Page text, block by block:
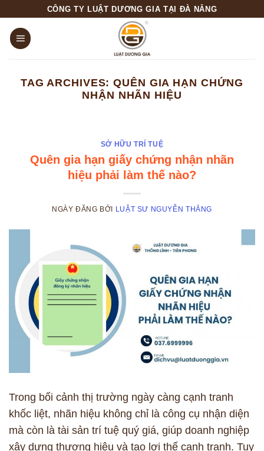
content
CÔNG TY LUẬT DƯƠNG GIA TẠI ĐÀ NẴNG
TAG ARCHIVES:QUÊN GIA HẠN CHỨNG
NHẬN NHÃN HIỆU
SỞ HỮU TRÍ TUỆ
Quên gia hạn giấy chứng nhận nhãn
hiệu phải làm thế nào?
NGÀY ĐĂNG BỞI LUẬT SƯ NGUYỄN THẮNG
Trong bối cảnh thị trường ngày càng cạnh tranh
khốc liệt, nhãn hiệu không chỉ là công cụ nhận diện
mà còn là tài sản trí tuệ quý giá, giúp doanh nghiệp
xây dựng thương hiệu và tạo lợi thế cạnh tranh. Tuy